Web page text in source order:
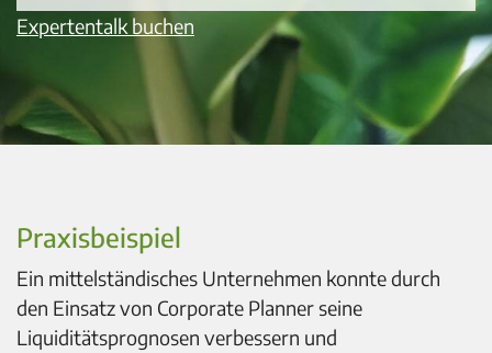
Expertentalk buchen
Praxisbeispiel
Ein mittelständisches Unternehmen konnte durch
den Einsatz von Corporate Planner seine
Liquiditätsprognosen verbessern und